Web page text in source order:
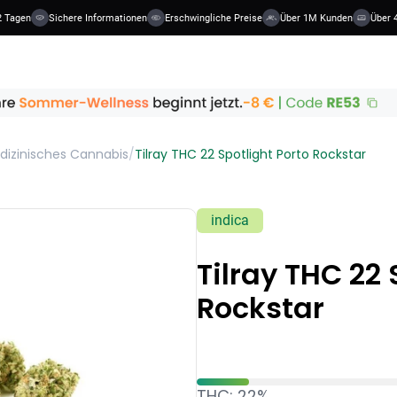
Sichere Informationen Erschwingliche Preise Über 1M Kunden Über
Cannabis/Tilray THC 22 Spotlight Porto Rockstar
indica
Tilray THC
Rockstar